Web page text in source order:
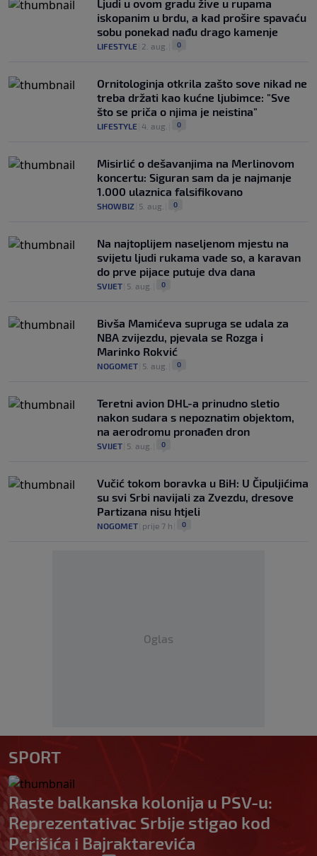
Ljudi u ovom gradu žive u rupama
iskopanim u brdu, a kad prošire spavaću
sobu ponekad nađu drago kamenje
LIFESTYLE 2. aug. 0
Ornitologinja otkrila zašto sove nikad ne
treba držati kao kućne ljubimce: "Sve
što se priča o njima je neistina"
LIFESTYLE 4. aug. 0
Misirlić o dešavanjima na Merlinovom
koncertu: Siguran sam da je najmanje
1.000 ulaznica falsifikovano
SHOWBIZ 5. aug. 0
Na najtoplijem naseljenom mjestu na
svijetu ljudi rukama vade so, a karavan
do prve pijace putuje dva dana
SVIJET 5. aug. 0
Bivša Mamićeva supruga se udala za
NBA zvijezdu, pjevala se Rozga i
Marinko Rokvić
NOGOMET 5. aug. 0
Teretni avion DHL-a prinudno sletio
nakon sudara s nepoznatim objektom,
na aerodromu pronađen dron
SVIJET 5. aug. 0
Vučić tokom boravka u BiH: U Čipuljićima
su svi Srbi navijali za Zvezdu, dresove
Partizana nisu htjeli
NOGOMET prije 7 h 0
Oglas
SPORT
Raste balkanska kolonija u PSV-u:
Reprezentativac Srbije stigao kod
Perišića i Bajraktarevića